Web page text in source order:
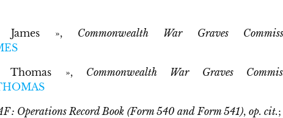
James », Commonwealth War Graves
Thomas », Commonwealth War Graves
: Operations Record Book (Form 540 and Form 541),op. cit.